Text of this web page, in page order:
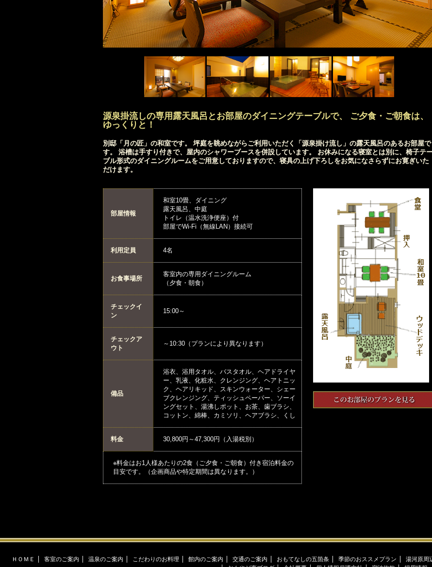
源泉掛流しの専用露天風呂とお部屋のダイニングテーブルで、 ご夕食・ご朝食は、
ゆっくりと！
別邸「月の匠」の和室です。 坪庭を眺めながらご利用いただく「源泉掛け流し」の露天風呂のあるお部屋で
す。 浴槽は手すり付きで、屋内のシャワーブースを併設しています。 お休みになる寝室とは別に、椅子テ
ブル形式のダイニングルームをご用意しておりますので、寝具の上げ下ろしをお気になさらずにお寛ぎいた
だけます。
部屋情報
和室10畳、ダイニング
露天風呂、中庭
トイレ（温水洗浄便座）付
部屋でWi-Fi（無線LAN）接続可
利用定員 4名
お食事場所
客室内の専用ダイニングルーム
（夕食・朝食）
チェックイ
ン
15:00～
チェックア
ウト
～10:30（プランにより異なります）
備品
浴衣、浴用タオル、バスタオル、ヘアドライヤ
ー、乳液、化粧水、クレンジング、ヘアトニッ
ク、ヘアリキッド、スキンウォーター、シェー
ブクレンジング、ティッシュペーパー、ソーイ
ングセット、湯沸しポット、お茶、歯ブラシ、
コットン、綿棒、カミソリ、ヘアブラシ、くし
料金 30,800円～47,300円（入湯税別）
※料金はお1人様あたりの2食（ご夕食・ご朝食）付き宿泊料金の
目安です。（企画商品や特定期間は異なります。）
ＨＯＭＥ 客室のご案内 温泉のご案内 こだわりのお料理 館内のご案内 交通のご案内 おもてなしの五箇条 季節のおススメプラン 湯河原周